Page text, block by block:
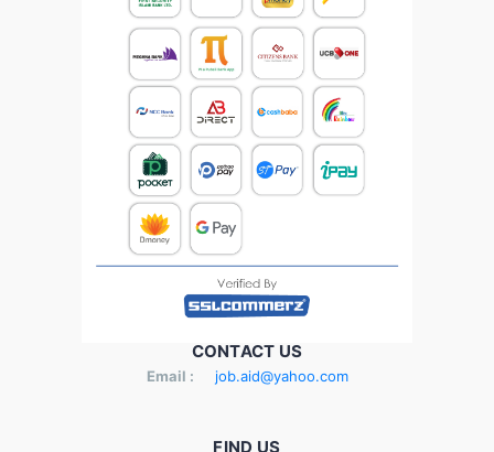
CONTACT US
Email : job.aid@yahoo.com
FIND US